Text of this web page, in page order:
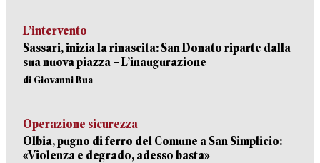
L’intervento
Sassari, inizia la rinascita: San Donato riparte dalla
sua nuova piazza – L’inaugurazione
di Giovanni Bua
Operazione sicurezza
Olbia, pugno di ferro del Comune a San Simplicio:
«Violenza e degrado, adesso basta»